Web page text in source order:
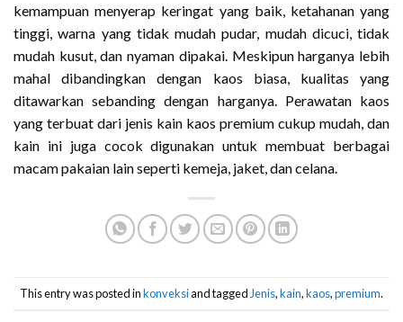
kemampuan menyerap keringat yang baik, ketahanan yang
tinggi, warna yang tidak mudah pudar, mudah dicuci, tidak
mudah kusut, dan nyaman dipakai. Meskipun harganya lebih
mahal dibandingkan dengan kaos biasa, kualitas yang
ditawarkan sebanding dengan harganya. Perawatan kaos
yang terbuat dari jenis kain kaos premium cukup mudah, dan
kain ini juga cocok digunakan untuk membuat berbagai
macam pakaian lain seperti kemeja, jaket, dan celana.
This entry was posted inkonveksiand tagged Jenis,kain,kaos,premium.